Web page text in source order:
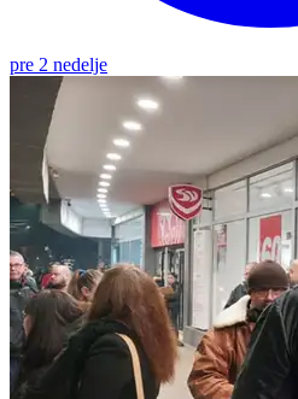
pre 2 nedelje